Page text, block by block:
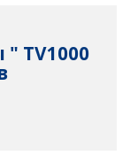
" TV1000